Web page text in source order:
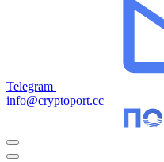
Telegram
info@cryptoport.cc